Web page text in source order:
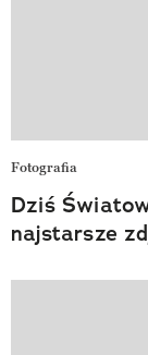
Fotografia
Dziś
najstarsze